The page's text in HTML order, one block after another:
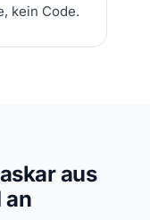
kein Code.
aus
an